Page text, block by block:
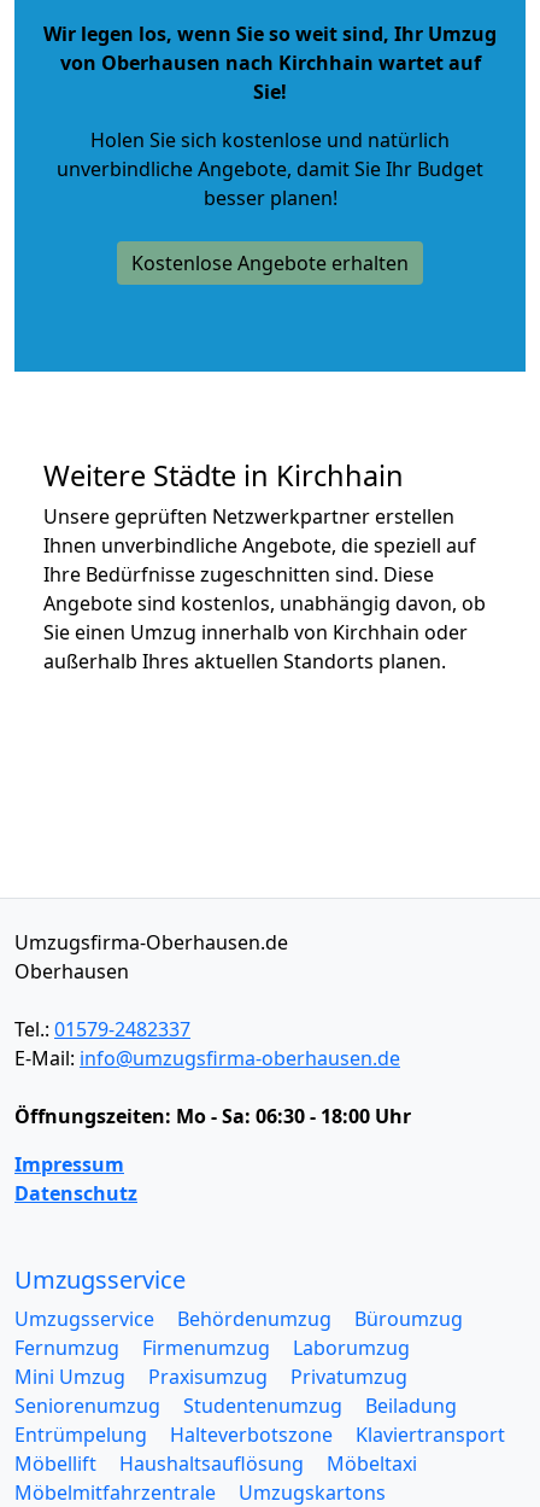
Wir legen los, wenn Sie so weit sind, Ihr Umzug
von Oberhausen nach Kirchhain wartet auf
Sie!
Holen Sie sich kostenlose und natürlich
unverbindliche Angebote, damit Sie Ihr Budget
besser planen!
Kostenlose Angebote erhalten
Weitere Städte in Kirchhain
Unsere geprüften Netzwerkpartner erstellen
Ihnen unverbindliche Angebote, die speziell auf
Ihre Bedürfnisse zugeschnitten sind. Diese
Angebote sind kostenlos, unabhängig davon, ob
Sie einen Umzug innerhalb von Kirchhain oder
außerhalb Ihres aktuellen Standorts planen.
Umzugsfirma-Oberhausen.de
Oberhausen
Tel.: 01579-2482337
E-Mail: info@umzugsfirma-oberhausen.de
Öffnungszeiten: Mo - Sa: 06:30 - 18:00 Uhr
Impressum
Datenschutz
Umzugsservice
Umzugsservice Behördenumzug
Büroumzug
Fernumzug
Firmenumzug
Laborumzug
Mini Umzug
Praxisumzug
Privatumzug
Seniorenumzug
Studentenumzug
Beiladung
Entrümpelung
Halteverbotszone
Klaviertransport
Möbellift
Haushaltsauflösung
Möbeltaxi
Möbelmitfahrzentrale
Umzugskartons